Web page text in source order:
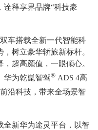
诠释享界品牌“科技豪
车搭载全新一代智能科
树立豪华轿旅新标杆。
超高颜值，一眼倾心。
华为乾崑智驾® ADS 4高
沿科技，带来全场景智
全新华为途灵平台，以智